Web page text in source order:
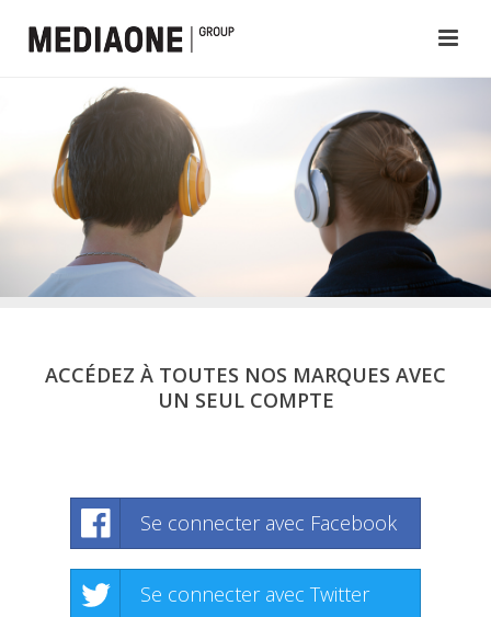
ACCÉDEZ À TOUTES NOS MARQUES AVEC
UN SEUL COMPTE
Se connecter avec Facebook
Se connecter avec Twitter